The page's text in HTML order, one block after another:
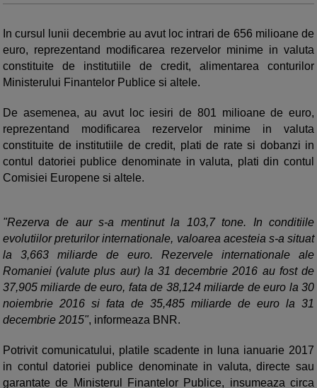
In cursul lunii decembrie au avut loc intrari de 656 milioane de
euro, reprezentand modificarea rezervelor minime in valuta
constituite de institutiile de credit, alimentarea conturilor
Ministerului Finantelor Publice si altele.
De asemenea, au avut loc iesiri de 801 milioane de euro,
reprezentand modificarea rezervelor minime in valuta
constituite de institutiile de credit, plati de rate si dobanzi in
contul datoriei publice denominate in valuta, plati din contul
Comisiei Europene si altele.
"Rezerva de aur s-a mentinut la 103,7 tone. In conditiile
evolutiilor preturilor internationale, valoarea acesteia s-a situat
la 3,663 miliarde de euro. Rezervele internationale ale
Romaniei (valute plus aur) la 31 decembrie 2016 au fost de
37,905 miliarde de euro, fata de 38,124 miliarde de euro la 30
noiembrie 2016 si fata de 35,485 miliarde de euro la 31
decembrie 2015", informeaza BNR.
Potrivit comunicatului, platile scadente in luna ianuarie 2017
in contul datoriei publice denominate in valuta, directe sau
garantate de Ministerul Finantelor Publice, insumeaza circa